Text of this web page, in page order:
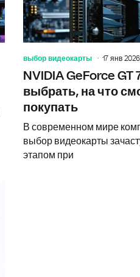
выбор видеокарты 17 янв 2026
NVIDIA GeForce GT
выбрать, на что
покупать
В современном мире
выбор видеокарты
этапом при